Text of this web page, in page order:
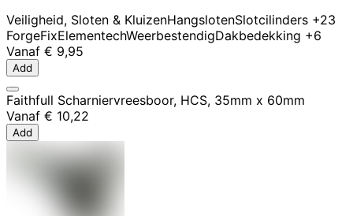
Veiligheid, Sloten & KluizenHangslotenSlotcilinders +23
ForgeFixElementechWeerbestendigDakbedekking +6
Vanaf € 9,95
Add
Faithfull Scharniervreesboor, HCS, 35mm x 60mm
Vanaf € 10,22
Add